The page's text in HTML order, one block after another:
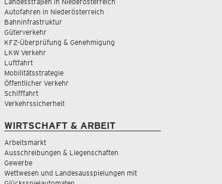
Autofahren in Niederösterreich
Bahninfrastruktur
Güterverkehr
KFZ-Überprüfung & Genehmigung
LKW Verkehr
Luftfahrt
Mobilitätsstrategie
Öffentlicher Verkehr
Schifffahrt
Verkehrssicherheit
WIRTSCHAFT & ARBEIT
Arbeitsmarkt
Ausschreibungen & Liegenschaften
Gewerbe
Wettwesen und Landesausspielungen mit